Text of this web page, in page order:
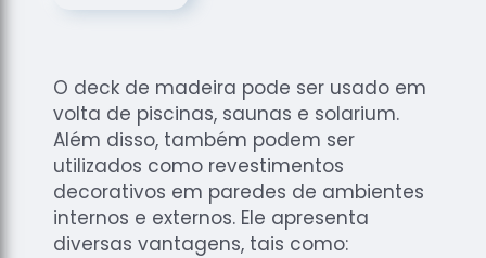
Assoalhos
Raspagem
de Tacos
de
Madeiras
Raspagens
de Pisos
O deck de madeira pode ser usado em
volta de piscinas, saunas e solarium.
Além disso, também podem ser
utilizados como revestimentos
decorativos em paredes de ambientes
internos e externos. Ele apresenta
diversas vantagens, tais como: